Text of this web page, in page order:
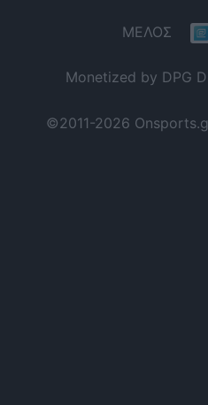
ΜΕΛΟΣ
Monetized by DPG
©2011-2026